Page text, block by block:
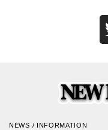
NEWS / INFORMATION